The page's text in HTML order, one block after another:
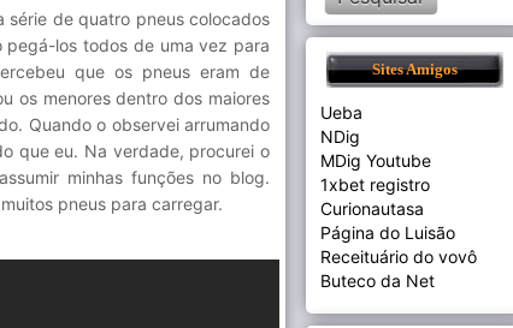
série de quatro pneus colocados
pegá-los todos de uma vez para
que os pneus eram de
os menores dentro dos maiores
Quando o observei arrumando
que eu. Na verdade, procurei o
minhas funções no blog.
pneus para carregar.
Sites Amigos
Ueba
NDig
MDig Youtube
1xbet registro
Curionautasa
Página do Luisão
Receituário do vovô
Buteco da Net